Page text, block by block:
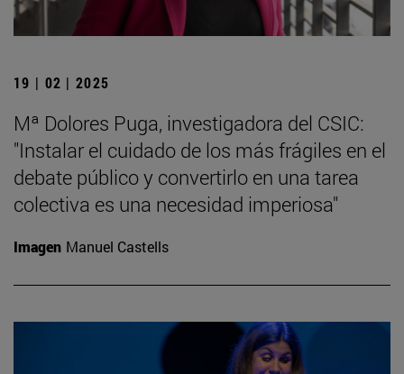
19 | 02 | 2025
Mª Dolores Puga, investigadora del CSIC:
"Instalar el cuidado de los más frágiles en el
debate público y convertirlo en una tarea
colectiva es una necesidad imperiosa"
Imagen Manuel Castells